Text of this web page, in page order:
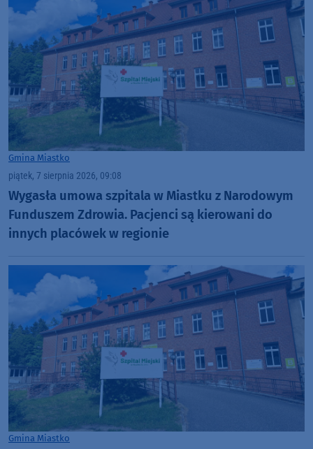
Gmina Miastko
piątek, 7 sierpnia 2026, 09:08
Wygasła umowa szpitala w Miastku z Narodowym
Funduszem Zdrowia. Pacjenci są kierowani do
innych placówek w regionie
Gmina Miastko